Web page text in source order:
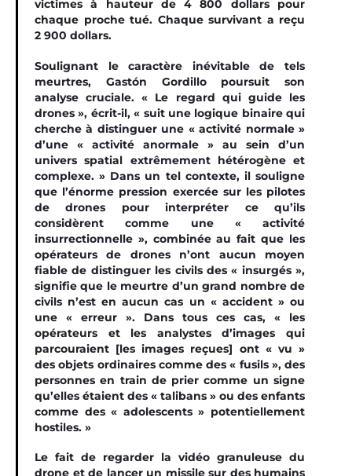
victimes à hauteur de 4 800 dollars pour
chaque proche tué. Chaque survivant a reçu
2 900 dollars.
Soulignant le caractère inévitable de tels
meurtres, Gastón Gordillo poursuit son
analyse cruciale. « Le regard qui guide les
drones », écrit-il, « suit une logique binaire qui
cherche à distinguer une « activité normale »
d’une « activité anormale » au sein d’un
univers spatial extrêmement hétérogène et
complexe. » Dans un tel contexte, il souligne
que l’énorme pression exercée sur les pilotes
de drones pour interpréter ce qu’ils
considèrent comme une « activité
insurrectionnelle », combinée au fait que les
opérateurs de drones n’ont aucun moyen
fiable de distinguer les civils des « insurgés »,
signifie que le meurtre d’un grand nombre de
civils n’est en aucun cas un « accident » ou
une « erreur ». Dans tous ces cas, « les
opérateurs et les analystes d’images qui
parcouraient [les images reçues] ont « vu »
des objets ordinaires comme des « fusils », des
personnes en train de prier comme un signe
qu’elles étaient des « talibans » ou des enfants
comme des « adolescents » potentiellement
hostiles. »
Le fait de regarder la vidéo granuleuse du
drone et de lancer un missile sur des humains